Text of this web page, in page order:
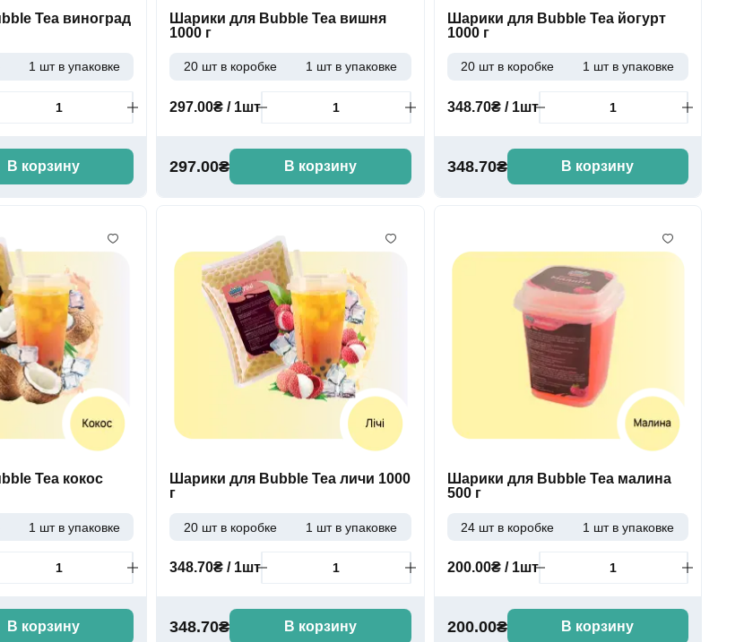
Tea виноград
1 шт в упаковке
В корзину
Шарики для Bubble Tea вишня
1000 г
20 шт в коробке 1 шт в упаковке
297.00₴ / 1шт
297.00₴ В корзину
Шарики для Bubble Tea йогурт
1000 г
20 шт в коробке 1 шт в упаковке
348.70₴ / 1шт
348.70₴ В корзину
Tea кокос
1 шт в упаковке
В корзину
Шарики для Bubble Tea личи 1000
г
20 шт в коробке 1 шт в упаковке
348.70₴ / 1шт
348.70₴ В корзину
Шарики для Bubble Tea малина
500 г
24 шт в коробке 1 шт в упаковке
200.00₴ / 1шт
200.00₴ В корзину